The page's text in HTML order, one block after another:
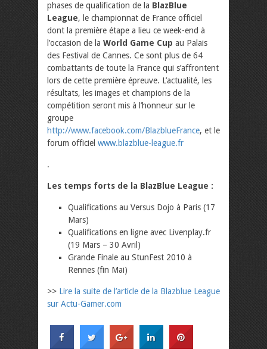
phases de qualification de la BlazBlue
League, le championnat de France officiel
dont la première étape a lieu ce week-end à
l’occasion de la World Game Cup au Palais
des Festival de Cannes. Ce sont plus de 64
combattants de toute la France qui s’affrontent
lors de cette première épreuve. L’actualité, les
résultats, les images et champions de la
compétition seront mis à l’honneur sur le
groupe
http://www.facebook.com/BlazblueFrance, et le
forum officiel www.blazblue-league.fr
.
Les temps forts de la BlazBlue League :
Qualifications au Versus Dojo à Paris (17
Mars)
Qualifications en ligne avec Livenplay.fr
(19 Mars – 30 Avril)
Grande Finale au StunFest 2010 à
Rennes (fin Mai)
>> Lire la suite de l’article de la Blazblue League
sur Actu-Gamer.com